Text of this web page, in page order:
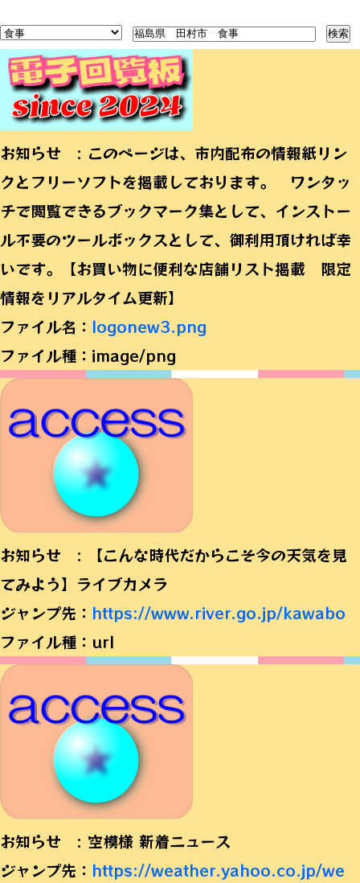
お知らせ : このページは、市内配布の情報紙リン
クとフリーソフトを掲載しております。 ワンタッ
チで閲覧できるブックマーク集として、インストー
ル不要のツールボックスとして、御利用頂ければ幸
いです。【お買い物に便利な店舗リスト掲載 限定
情報をリアルタイム更新】
ファイル名： logonew3.png
ファイル種：image/png
お知らせ : 【こんな時代だからこそ今の天気を見
てみよう】ライブカメラ
ジャンプ先： https://www.river.go.jp/kawabo
ファイル種：url
お知らせ : 空模様 新着ニュース
ジャンプ先： https://weather.yahoo.co.jp/we